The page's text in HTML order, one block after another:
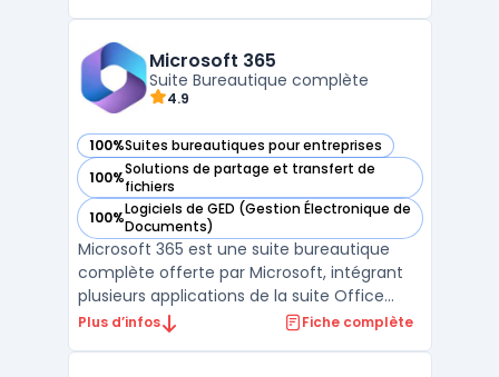
et automatisations pour la CRM
prospection (formulaires web, c ...
Microsoft 365
Suite Bureautique complète
4.9
100%Suites bureautiques pour entreprises
— voir Microsoft 365 dans cette catégorie
100%Solutions de partage et transfert de
fichiers
— voir Microsoft 365 dans cette catégorie
100%Logiciels de GED (Gestion Électronique de
Documents)
— voir Microsoft 365 dans cette catégorie
Microsoft 365 est une suite bureautique
complète offerte par Microsoft, intégrant
plusieurs applications de la suite Office
telles que Word, Excel, PowerPoint, et
Plus d’infos Fiche complète